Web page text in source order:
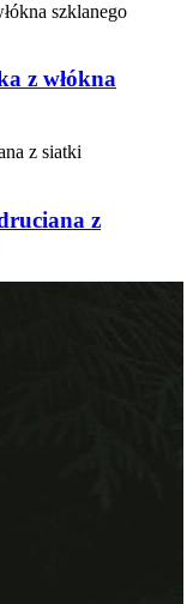
z włókna
z